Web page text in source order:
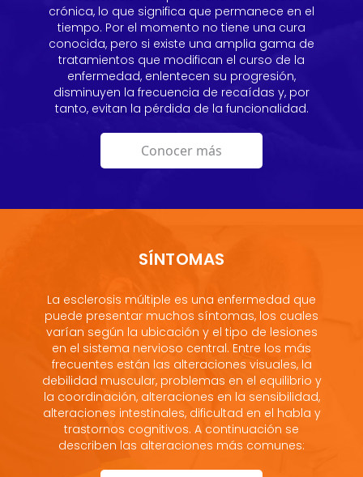
crónica, lo que significa que permanece en el
tiempo. Por el momento no tiene una cura
conocida, pero si existe una amplia gama de
tratamientos que modifican el curso de la
enfermedad, enlentecen su progresión,
disminuyen la frecuencia de recaídas y, por
tanto, evitan la pérdida de la funcionalidad.
Conocer más
SÍNTOMAS
La esclerosis múltiple es una enfermedad que
puede presentar muchos síntomas, los cuales
varían según la ubicación y el tipo de lesiones
en el sistema nervioso central. Entre los más
frecuentes están las alteraciones visuales, la
debilidad muscular, problemas en el equilibrio y
la coordinación, alteraciones en la sensibilidad,
alteraciones intestinales, dificultad en el habla y
trastornos cognitivos. A continuación se
describen las alteraciones más comunes: